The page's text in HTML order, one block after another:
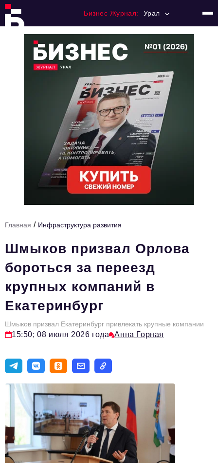
Бизнес Журнал: Урал
Тема номера
Инфраструктура развития
Технологии и тренды
Ниши и рынки
Цитаты
Туризм
Новости
ИННОПРОМ
Авторские материалы
ТОП-100 влиятельных людей — 2025
Телефон редакции:+7 495 727-01-67
Главная / Инфраструктура развития
Шмыков призвал Орлова
бороться за переезд
крупных компаний в
Екатеринбург
Шмыков призвал Екатеринбург привлекать крупные компании
15:50; 08 июля 2026 года Анна Горная